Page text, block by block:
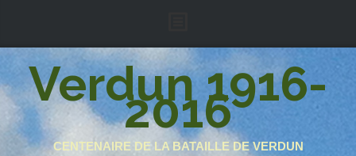
Le projet
Armée française
Armée impériale
Verdun 1916-
2016
CENTENAIRE DE LA BATAILLE DE VERDUN